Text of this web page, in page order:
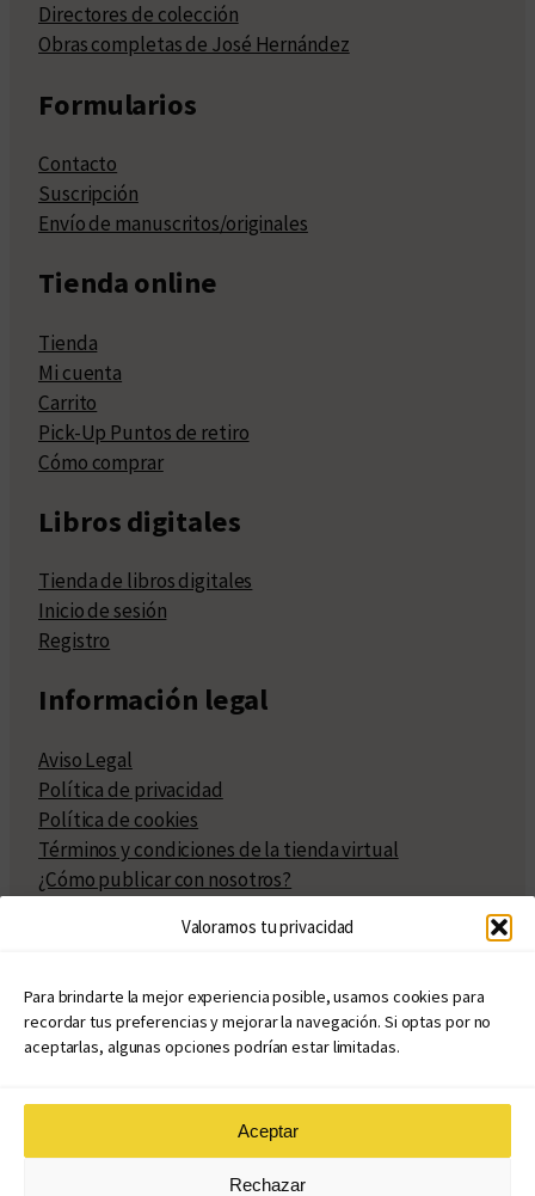
Valoramos tu privacidad
Para brindarte la mejor experiencia posible, usamos cookies para
recordar tus preferencias y mejorar la navegación. Si optas por no
aceptarlas, algunas opciones podrían estar limitadas.
Aceptar
Rechazar
Directores de colección
Obras completas de José Hernández
Formularios
Contacto
Suscripción
Envío de manuscritos/originales
Tienda online
Tienda
Mi cuenta
Carrito
Pick-Up Puntos de retiro
Cómo comprar
Libros digitales
Tienda de libros digitales
Inicio de sesión
Registro
Información legal
Aviso Legal
Política de privacidad
Política de cookies
Términos y condiciones de la tienda virtual
¿Cómo publicar con nosotros?
Políticas de publicación
Políticas de coedición
Atribuciones